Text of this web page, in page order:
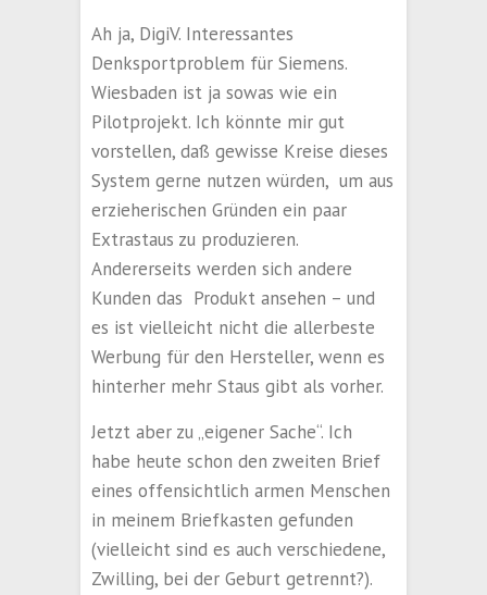
Ah ja, DigiV. Interessantes
Denksportproblem für Siemens.
Wiesbaden ist ja sowas wie ein
Pilotprojekt. Ich könnte mir gut
vorstellen, daß gewisse Kreise dieses
System gerne nutzen würden, um aus
erzieherischen Gründen ein paar
Extrastaus zu produzieren.
Andererseits werden sich andere
Kunden das Produkt ansehen – und
es ist vielleicht nicht die allerbeste
Werbung für den Hersteller, wenn es
hinterher mehr Staus gibt als vorher.
Jetzt aber zu „eigener Sache“. Ich
habe heute schon den zweiten Brief
eines offensichtlich armen Menschen
in meinem Briefkasten gefunden
(vielleicht sind es auch verschiedene,
Zwilling, bei der Geburt getrennt?).